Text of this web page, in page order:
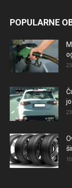
POPULARNE